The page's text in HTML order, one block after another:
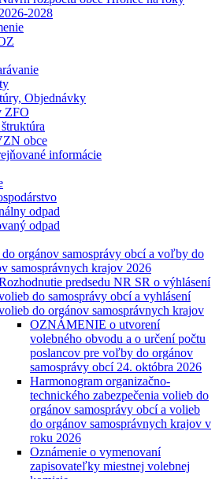
2026-2028
Objednávky
ZFO
obce
informácie
odpad
odpad
orgánov samosprávy obcí a voľby do
samosprávnych krajov 2026
predsedu NR SR o výhlásení
do samosprávy obcí a vyhlásení
do orgánov samosprávnych krajov
OZNÁMENIE o utvorení
volebného obvodu a o určení počtu
poslancov pre voľby do orgánov
samosprávy obcí 24. októbra 2026
Harmonogram organizačno-
technického zabezpečenia volieb do
orgánov samosprávy obcí a volieb
do orgánov samosprávnych krajov v
roku 2026
Oznámenie o vymenovaní
zapisovateľky miestnej volebnej